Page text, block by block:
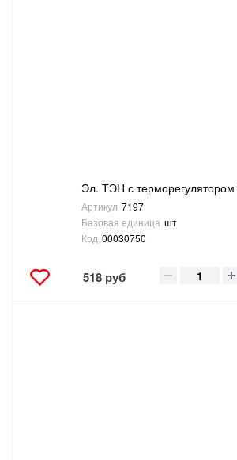
Эл. ТЭН с терморегулятором
Артикул 7197
Базовая единица шт
Код 00030750
518 руб